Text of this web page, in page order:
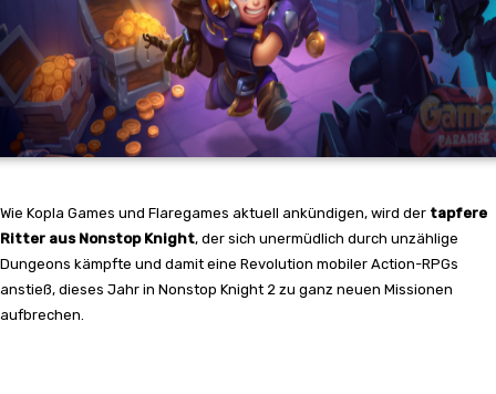
Wie Kopla Games und Flaregames aktuell ankündigen, wird der tapfere
Ritter aus Nonstop Knight, der sich unermüdlich durch unzählige
Dungeons kämpfte und damit eine Revolution mobiler Action-RPGs
anstieß, dieses Jahr in Nonstop Knight 2 zu ganz neuen Missionen
aufbrechen.